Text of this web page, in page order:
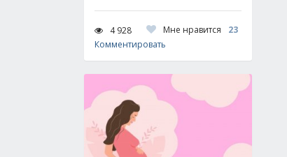
4 928 Мне нравится
23
Комментировать